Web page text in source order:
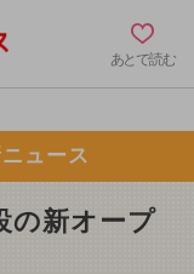
あとで読む
ュース
の新オープ